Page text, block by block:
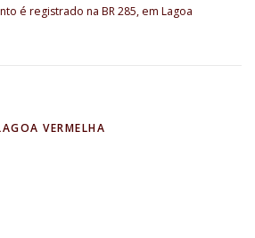
é registrado na BR 285, em Lagoa
VERMELHA